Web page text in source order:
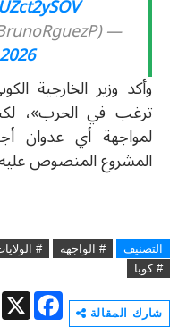
— Bruno Rodríguez P (@BrunoRguezP)
وأكد وزير الخارجية
ترغب في الحرب»،
لمواجهة أي عدوان
المشروع المنصوص
التصنيف # الواجهة #
# كوبا
شارك المقالة
X
F
a